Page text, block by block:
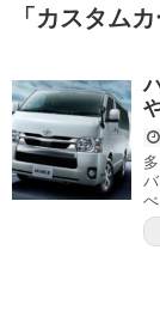
「 カスタムカ